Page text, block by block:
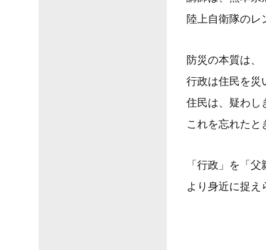
陸上自衛隊のレ
防災の本質は、
行政は住民を災
住民は、疑わし
これを忘れたと
「行政」を「
より身近に捉え